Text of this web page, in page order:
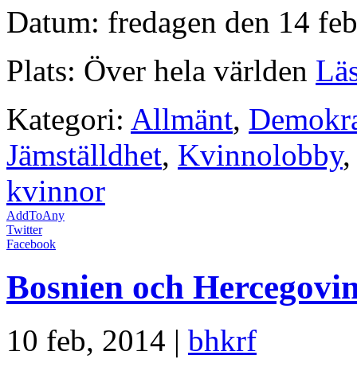
Datum: fredagen den 14
Plats: Över hela världen
Kategori: Allmänt,
Jämställdhet, Kvinnolobby
kvinnor
AddToAny
Twitter
Facebook
Bosnien och
10 feb, 2014 | bhkrf